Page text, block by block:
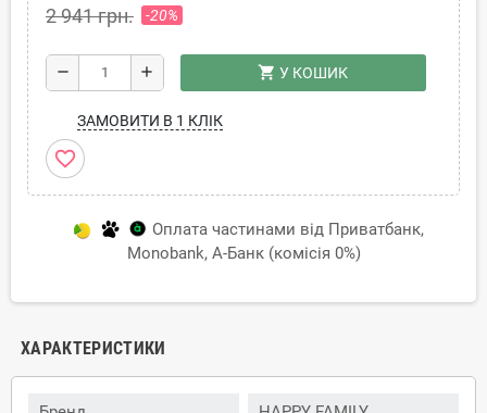
2 941 грн. -20%
remove add shopping_cart У КОШИК
ЗАМОВИТИ В 1 КЛІК
favorite_border
Оплата частинами від Приватбанк,
Monobank, А-Банк (комісія 0%)
ХАРАКТЕРИСТИКИ